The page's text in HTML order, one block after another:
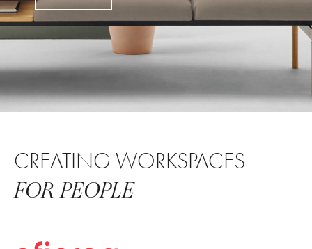
CREATING WORKSPACES
FOR PEOPLE